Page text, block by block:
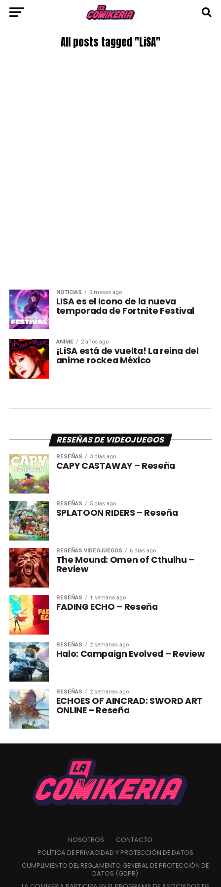
All posts tagged "LiSA"
NOTICIAS 9 meses ago
LISA es el Icono de la nueva
temporada de Fortnite Festival
ANIME 2 años ago
¡LiSA está de vuelta! La reina del
anime rockea México
RESEÑAS DE VIDEOJUEGOS
RESEÑAS 3 días ago
CAPY CASTAWAY – Reseña
RESEÑAS 5 días ago
SPLATOON RIDERS – Reseña
RESEÑAS VIDEOJUEGOS 6 días ago
The Mound: Omen of Cthulhu –
Review
RESEÑAS 1 semana ago
FADING ECHO – Reseña
RESEÑAS 2 semanas ago
Halo: Campaign Evolved – Review
RESEÑAS 2 semanas ago
ECHOES OF AINCRAD: SWORD ART
ONLINE – Reseña
NOSOTROS
CONTACTO
POLÍTICA DE PRIVACIDAD Y PROTECCIÓN DE DATOS
CUMPLIMIENTO DEL REGLAMENTO GENERAL DE PROTECCIÓN DE
DATOS (GDPR)